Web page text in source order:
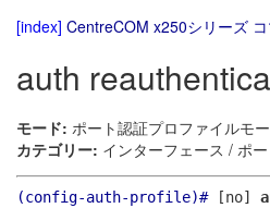
[index] CentreCOM x250シリーズ
auth
モード: ポート認証プロファイルモ
カテゴリー: インターフェース / ポ
(config-auth-profile)#[no]